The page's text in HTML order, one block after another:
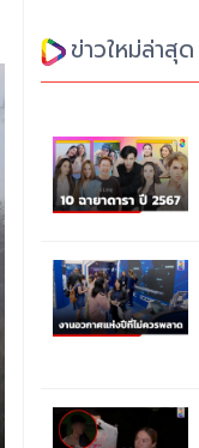
ข่าวใหม่ล่าสุด